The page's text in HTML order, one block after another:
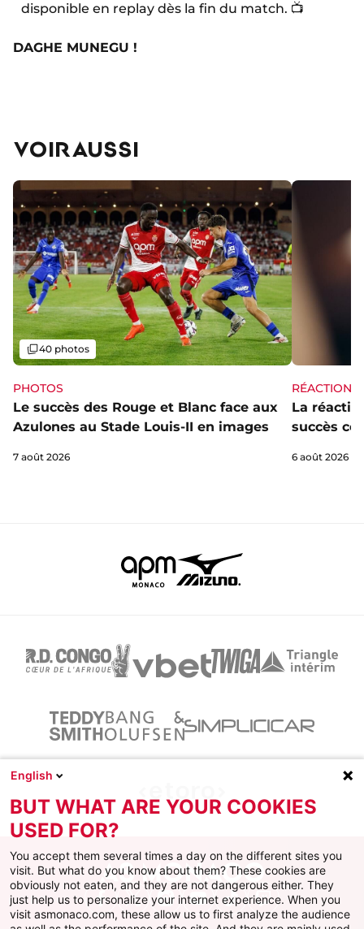
disponible en replay dès la fin du match. 📺
DAGHE MUNEGU !
VOIR AUSSI
PHOTOS
Le succès des Rouge et Blanc face aux
Azulones au Stade Louis-II en images
Galerie
40 photos
7 août 2026
RÉACTIONS
La
succès
6 août 2026
Facebook
X Instagram
YoutubeTikTokTwitch
English
BUT WHAT ARE YOUR COOKIES
USED FOR?
You accept them several times a day on the different sites you
visit. But what do you know about them? These cookies are
obviously not eaten, and they are not dangerous either. They
just help us to personalize your internet experience. When you
visit asmonaco.com, these allow us to first analyze the audience